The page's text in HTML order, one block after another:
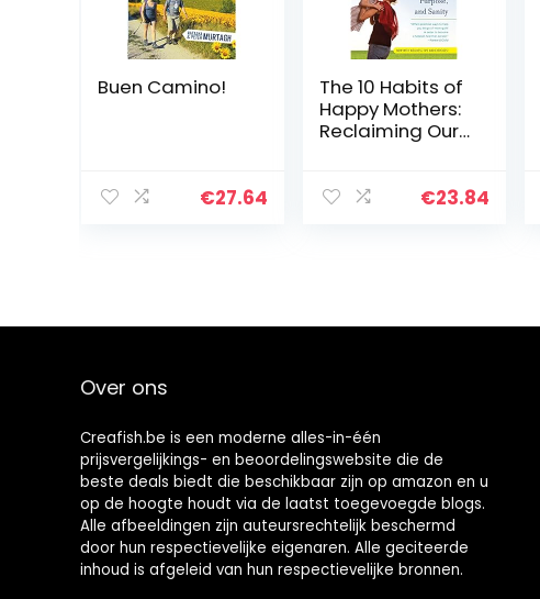
Buen Camino!
€27.64
The 10 Habits of
Happy Mothers:
Reclaiming Our
Sanity
€23.84
Over ons
Creafish.be is een moderne alles-in-één
prijsvergelijkings- en beoordelingswebsite die de
beste deals biedt die beschikbaar zijn op amazon en u
op de hoogte houdt via de laatst toegevoegde blogs.
Alle afbeeldingen zijn auteursrechtelijk beschermd
door hun respectievelijke eigenaren. Alle geciteerde
inhoud is afgeleid van hun respectievelijke bronnen.